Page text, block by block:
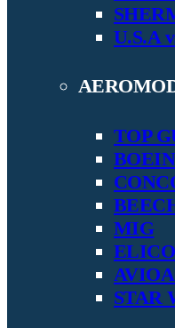
U.S.A
TOP
MIG
STAR